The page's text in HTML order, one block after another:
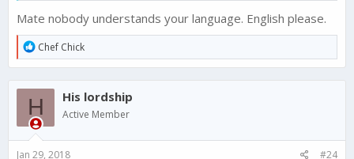
*Porque no dan 10 de oro por jugador vencido.
*Las ofertas para ganar oro en mis país son encuestas que
dan 10 oro, mientras que en otros países salen ofertas por
5000 mil oro solo por jugar otro juego.
*Quieren resolver el problema de no desplegar denle más
salud a la finca, quieren que los jugadores desplieguen hagan
las unidades de combate más resistentes, una finca con 6
butcher es mortal. Por eso todos buscamos perfeccionar los
diegos y no desplegar.
*Den más opciones para conseguir oro jugando narcos, sin
necesidad de instalar otro juego en mi celular.
Mate nobody understands your language. English please.
R
e
a
c
i
o
n
Chef Chick
H His lordship
Active Member
Jan 29, 2018 #24